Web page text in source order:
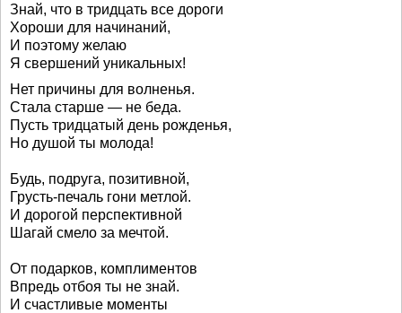
Знай, что в тридцать все дороги
Хороши для начинаний,
И поэтому желаю
Я свершений уникальных!
Нет причины для волненья.
Стала старше — не беда.
Пусть тридцатый день рожденья,
Но душой ты молода!
Будь, подруга, позитивной,
Грусть-печаль гони метлой.
И дорогой перспективной
Шагай смело за мечтой.
От подарков, комплиментов
Впредь отбоя ты не знай.
И счастливые моменты